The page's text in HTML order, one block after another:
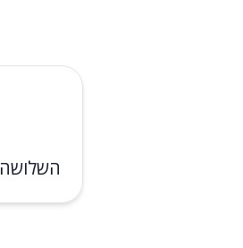
השלושה 43, כפר מעש, פתח תקווה